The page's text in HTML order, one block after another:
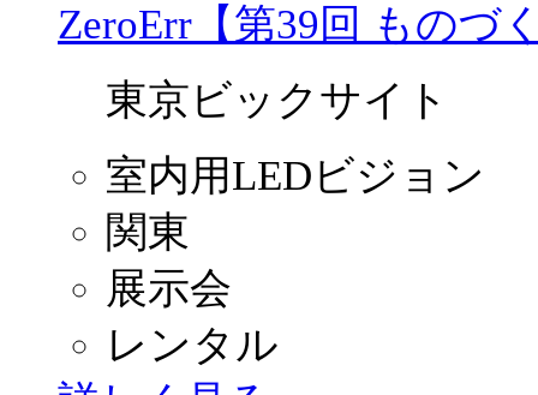
ZeroErr【第39回 ものづ
東京ビックサイト
室内用LEDビジョン
関東
展示会
レンタル